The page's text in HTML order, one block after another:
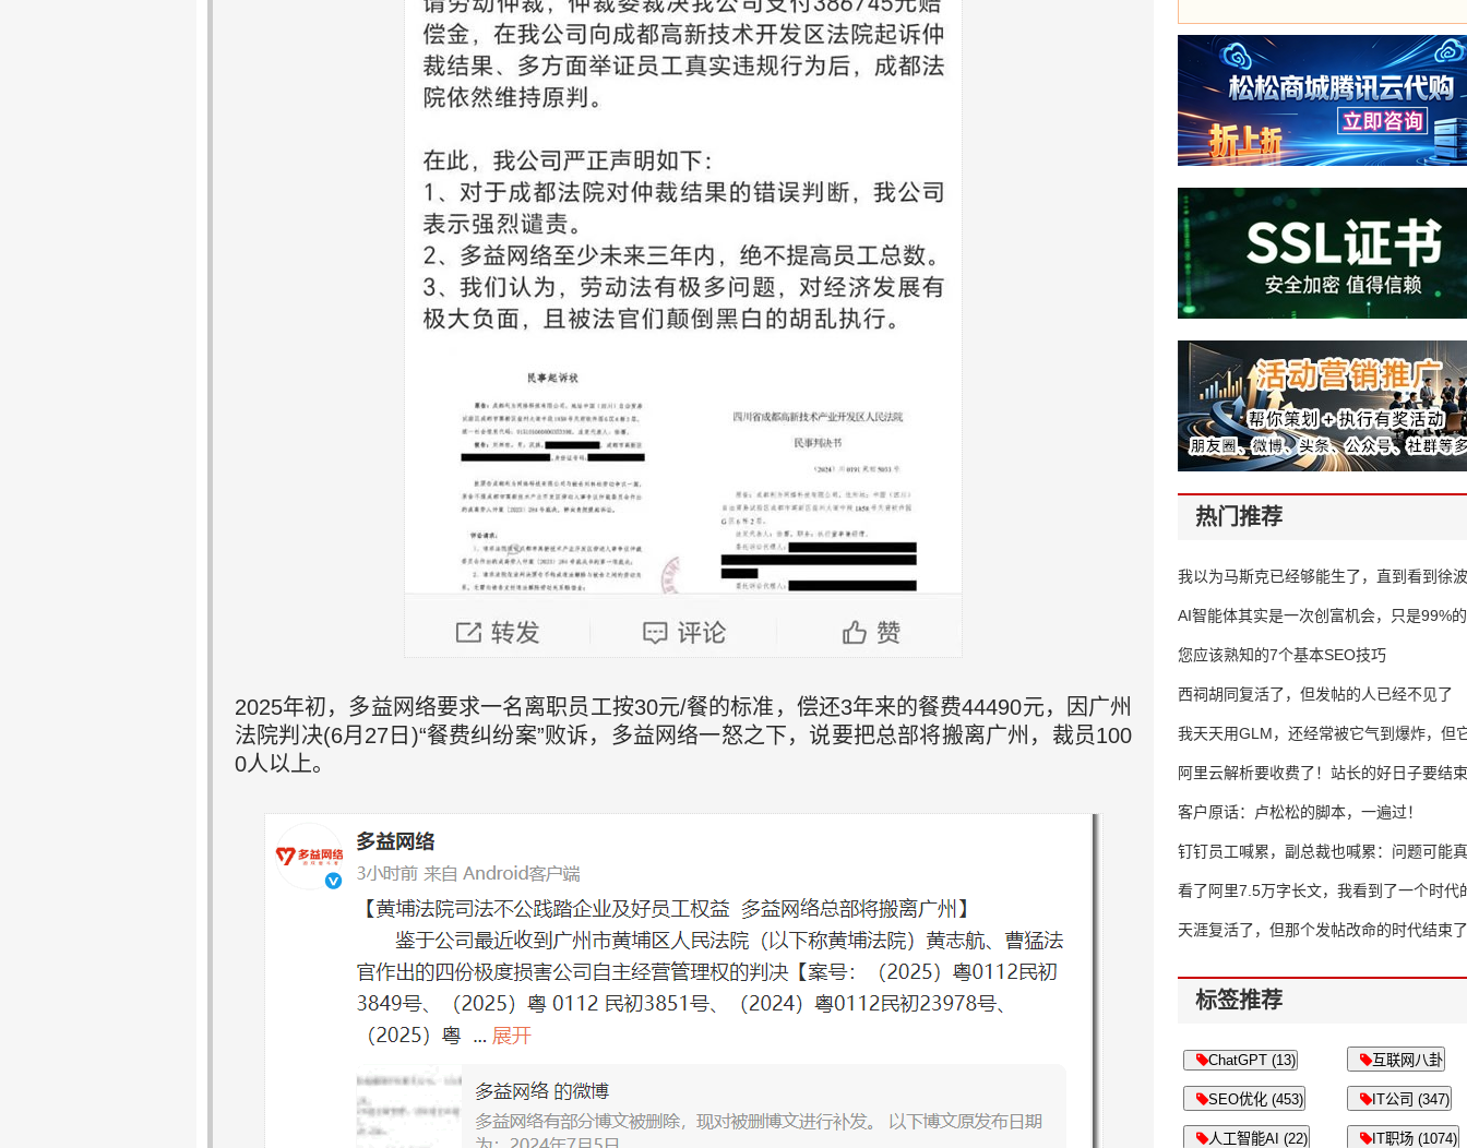
2025年初，多益网络要求一名离职员工按30元/餐的标准，偿还3年来的餐费44490元，因广州
法院判决(6月27日)“餐费纠纷案”败诉，多益网络一怒之下，说要把总部将搬离广州，裁员100
0人以上。
热门推荐
我以为马斯克已经够能生了，直到看到
AI智能体其实是一次创富机会，只是99%
错过了
您应该熟知的7个基本SEO技巧
西祠胡同复活了，但发帖的人已经不见了
我天天用GLM，还经常被它气到爆炸，但
16万亿
阿里云解析要收费了！站长的好日子要结
客户原话：卢松松的脚本，一遍过！
钉钉员工喊累，副总裁也喊累：问题可能
了
看了阿里7.5万字长文，我看到了一个时代
天涯复活了，但那个发帖改命的时代结束了
标签推荐
ChatGPT (13) 互联网八卦
SEO优化 (453) IT公司 (347)
人工智能AI (22) IT职场 (1074)